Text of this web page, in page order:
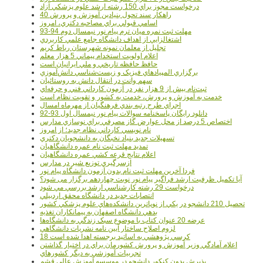
درخواست مجوز براي 150 رشته ارشد علوم پزشکي آزاد
40 راهکار سند تحول بنيادين آموزش و پرورش
اسامي قبولي براي مصاحبه دکتري، امروز
مهلت ثبت نمره میان ترم پیام نور نیمسال دوم 94-93
اشتغالزايي از اهداف دانشگاه جامع علمي کاربردي
تجليل از معلمان نمونه شهرستان رباط کريم
اعلام اولويت استخدام پيماني 5 هزار معلم
حافظ حافظه تاريخي و ملي ايرانيان است
برگزاري المپيادهاي فيزيک و زيست‌شناسي دانش‌آموزي
سهم وانت در انتقال دانش به روستائيان
ثبت‌نام بيش از 9 هزار نفر در آزمون کارداني فني و حرفه‌اي
خدمت به آموزش و پرورش، خدمت به کشور و تقويت نظام است
اجراي طرح رتبه بندي فرهنگيان از مهرماه امسال
دانلود رایگان پاسخنامه سوالات پیام نور نیمسال اول 93-92
اختصاص 5 درصد از محل عوارض گاز مصرفي براي نوسازي مدارس
نام نويسي کارداني نظام جديد؛ از امروز
تسهيلات جديد بنياد نخبگان به دانشجويان دکتري
تمديد مهلت ثبت نام عمره دانشگاهيان
اعلام نتايج قرعه کشي عمره دانشگاهيان
ازسرگيري توزيع شير در مدارس
فردا آخرین مهلت ثبت نام بدون آزمون دانشگاه پیام نور
آیا تکمیل ظرفیت ارشد فراگیر پیام نور نوبت چهاردهم برگزار می شود؟
درخواست 29 رشته کارشناسي ارشد بررسي مي شود
انتصابات جديد در دانشگاه محقق اردبيلي
تحصيل 210 دانشجو در يکي از نوپاترين دانشکده‌هاي علوم پزشکي کشور
بدهي دانشگاه اصفهان به پيمانکاران تغذيه
عرضه 20 عنوان کتاب با موضوع سبک زندگي به دانشگاه‌ها
لزوم اصلاح ساختار آيين نامه نشريات دانشگاهي
18 کرسي پژوهشي به اساتيد برجسته اهدا شده است
اعلام آمادگي وزير آموزش و پرورش کشورمان براي در اختيار گذاشتن
تجربيات آموزشي به ديگر کشورهاي
پذيرش بدون کنکور دانشجو در موسسه آموزش عالي قشم